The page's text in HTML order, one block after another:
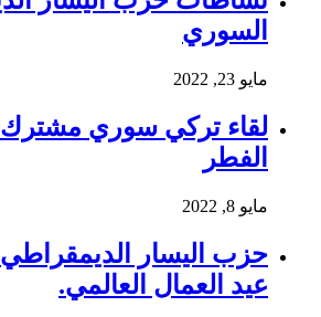
السوري
مايو 23, 2022
لقاء تركي سوري مشترك
الفطر
مايو 8, 2022
حزب اليسار
عيد العمال العالمي.